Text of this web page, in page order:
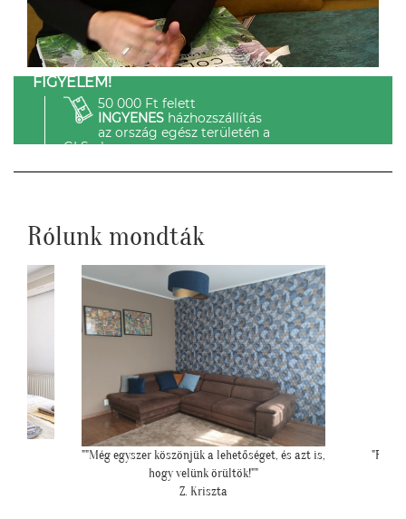
FIGYELEM!
50 000 Ft felett
INGYENESházhozszállítás
az ország egész területén a
GLS-el.
Rólunk mondták
""Még egyszer köszönjük a lehetőséget, és azt is,
hogy velünk örültök!""
Z. Kriszta